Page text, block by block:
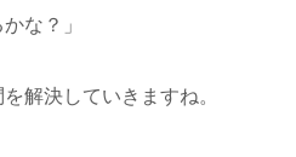
な？」
解決していきますね。